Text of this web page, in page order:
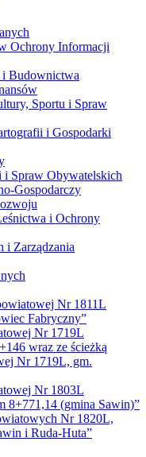
Ochrony Informacji
i Budownictwa
Sportu i Spraw
i Gospodarki
i Spraw Obywatelskich
Gospodarczy
i Ochrony
i Zarządzania
Nr 1811L
Fabryczny”
Nr 1719L
wraz ze ścieżką
Nr 1719L, gm.
Nr 1803L
8+771,14 (gmina Sawin)”
Nr 1820L,
i Ruda-Huta”